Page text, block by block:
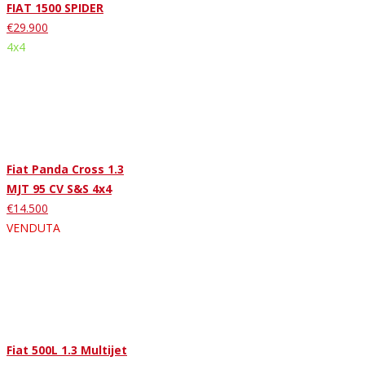
FIAT 1500 SPIDER
€29.900
4x4
Fiat Panda Cross 1.3
MJT 95 CV S&S 4x4
€14.500
VENDUTA
Fiat 500L 1.3 Multijet